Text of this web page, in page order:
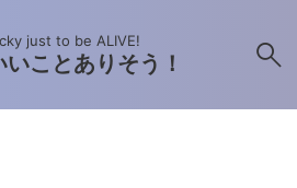
just to be ALIVE!
ことありそう！